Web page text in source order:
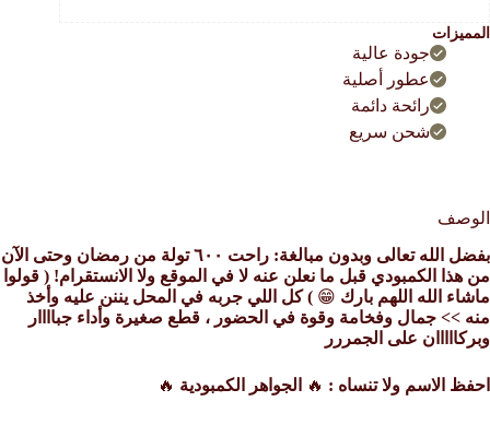
المميزات
جودة عالية
عطور أصلية
رائحة دائمة
شحن سريع
الوصف
بفضل الله تعالى وبدون مبالغة: راحت ٦٠٠ تولة من رمضان وحتى الآن
من هذا الكمبودي قبل ما نعلن عنه لا في الموقع ولا الانستقرام! ( قولوا
ماشاء الله اللهم بارك 😁 ) كل اللي جربه في المحل يننن عليه وأخذ
منه >> جمال وفخامة وقوة في الحضور ، قطع صغيرة وأداء جباااار
وبركااااان على الجمررر
احفظ الاسم ولا تنساه : 🔥 الجواهر الكمبودية 🔥